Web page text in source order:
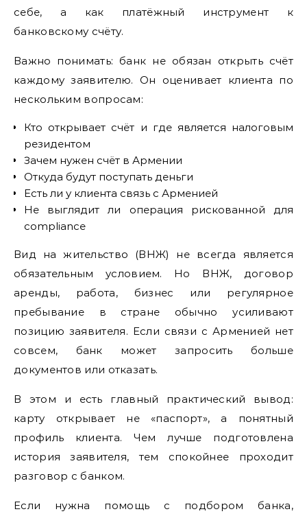
себе, а как платёжный инструмент к
банковскому счёту.
Важно понимать: банк не обязан открыть счёт
каждому заявителю. Он оценивает клиента по
нескольким вопросам:
Кто открывает счёт и где является налоговым
резидентом
Зачем нужен счёт в Армении
Откуда будут поступать деньги
Есть ли у клиента связь с Арменией
Не выглядит ли операция рискованной для
compliance
Вид на жительство (ВНЖ) не всегда является
обязательным условием. Но ВНЖ, договор
аренды, работа, бизнес или регулярное
пребывание в стране обычно усиливают
позицию заявителя. Если связи с Арменией нет
совсем, банк может запросить больше
документов или отказать.
В этом и есть главный практический вывод:
карту открывает не «паспорт», а понятный
профиль клиента. Чем лучше подготовлена
история заявителя, тем спокойнее проходит
разговор с банком.
Если нужна помощь с подбором банка,